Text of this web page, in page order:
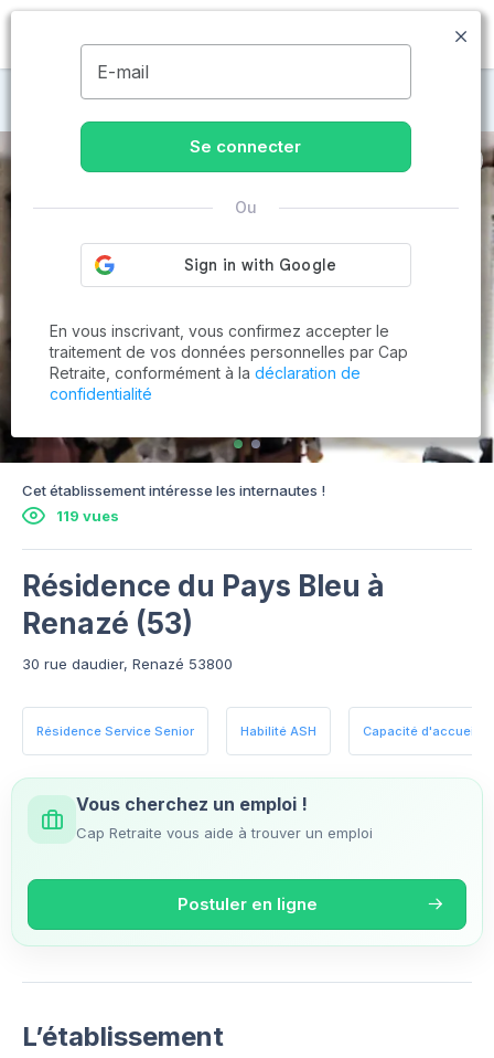
MENU
Maisons de retraite à Renazé
Cet établissement intéresse les internautes !
119 vues
Résidence du Pays Bleu à
Renazé (53)
30 rue daudier, Renazé 53800
Résidence Service Senior Habilité ASH Capacité d'accueil :
Vous cherchez un emploi !
Cap Retraite vous aide à trouver un emploi
Postuler en ligne
L’établissement
E-mail
Se connecter
Ou
En vous inscrivant, vous confirmez accepter le
traitement de vos données personnelles par Cap
Retraite, conformément à la déclaration de
confidentialité